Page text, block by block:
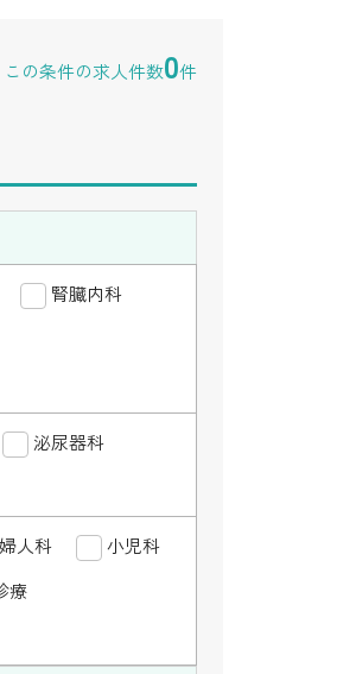
この条件の求人件数0件
腎臓内科
泌尿器科
婦人科
小児科
療
消化器内科
心臓血管外科
膚科 耳鼻咽喉科
ン科
医